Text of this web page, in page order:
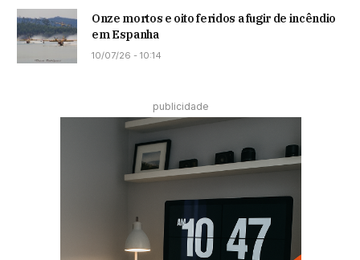
Onze mortos e oito feridos a fugir de incêndio
em Espanha
10/07/26 - 10:14
publicidade